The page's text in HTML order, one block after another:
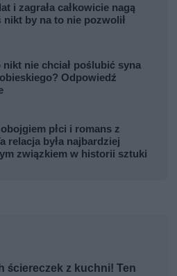
i zagrała całkowicie nagą
nikt by na to nie pozwolił
nikt nie chciał poślubić syna
Odpowiedź
płci i romans z
relacja była najbardziej
związkiem w historii sztuki
ściereczek z kuchni! Ten